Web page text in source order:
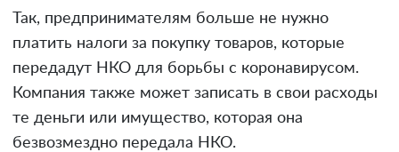
Так, предпринимателям больше не нужно
платить налоги за покупку товаров, которые
передадут НКО для борьбы с коронавирусом.
Компания также может записать в свои расходы
те деньги или имущество, которая она
безвозмездно передала НКО.